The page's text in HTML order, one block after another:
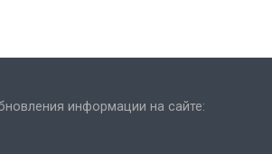
информации на сайте: